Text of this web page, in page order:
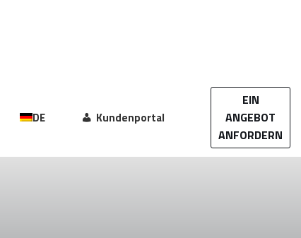
DE Kundenportal
EIN
ANGEBOT
ANFORDERN